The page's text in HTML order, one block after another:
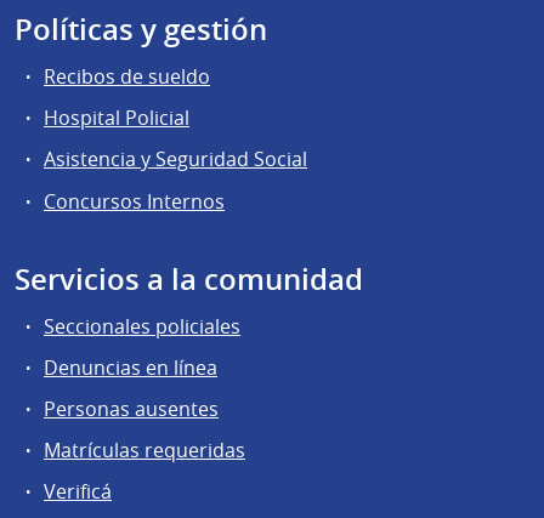
Políticas y gestión
Recibos de sueldo
Hospital Policial
Asistencia y Seguridad Social
Concursos Internos
Servicios a la comunidad
Seccionales policiales
Denuncias en línea
Personas ausentes
Matrículas requeridas
Verificá